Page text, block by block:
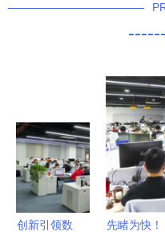
创新引领数
先睹为快！